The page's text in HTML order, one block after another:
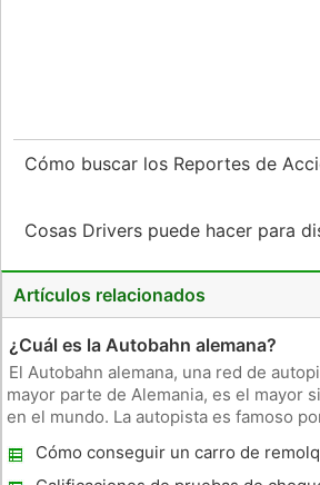
Cómo buscar los Reportes de
Cosas Drivers puede hacer para
Artículos relacionados
¿Cuál es la Autobahn alemana?
El Autobahn alemana, una red de
mayor parte de Alemania, es el mayor
en el mundo. La autopista es famoso
tienen restricciones de velocidad .
Cómo conseguir un carro de
caso de emergencia